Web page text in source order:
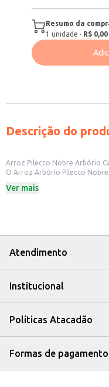
Resumo da
1 unidade · R$ 0,00
Descrição do
Arroz Pilecco Nobre Arbório
O Arroz Arbório Pilecco
risotos. Sua alta capacidade
Pode ser utilizado em
Adequado para o preparo de
O Arroz Arbório Pilecco
Ver mais
Atendimento
Institucional
Políticas Atacadão
Formas de pagamento